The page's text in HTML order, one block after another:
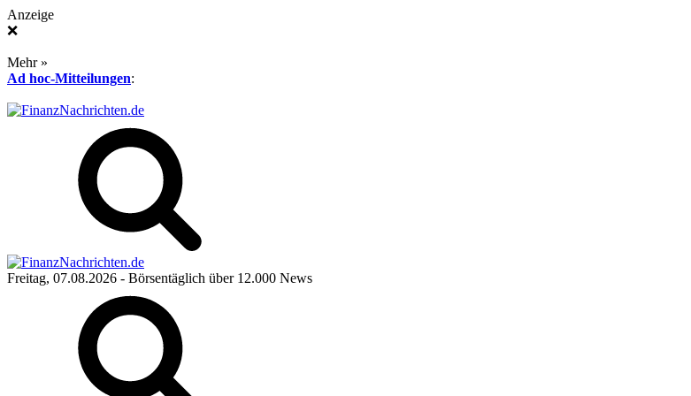
Anzeige
❌
Mehr »
Ad hoc-Mitteilungen:
Freitag, 07.08.2026 - Börsentäglich über 12.000 News